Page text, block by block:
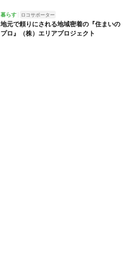
暮らす ロコサポーター
地元で頼りにされる地域密着の『住まいの
プロ』（株）エリアプロジェクト